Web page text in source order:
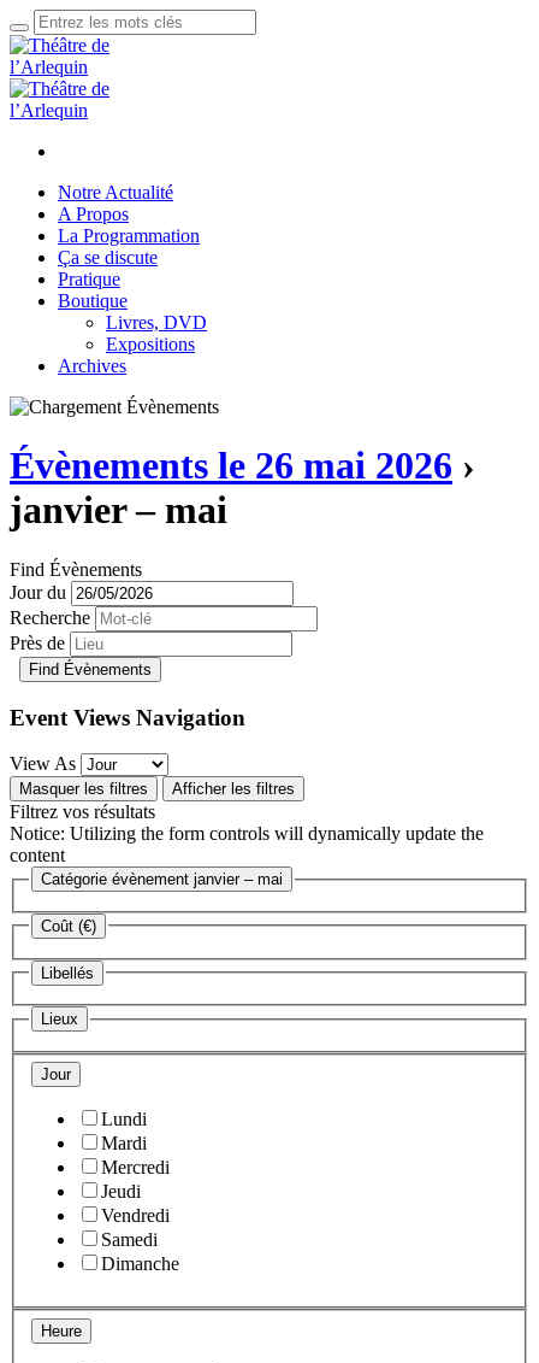
Notre Actualité
A Propos
La Programmation
Ça se discute
Pratique
Boutique
Livres, DVD
Expositions
Archives
Évènements le 26 mai 2026 ›
janvier – mai
Find Évènements
Jour du
Recherche
Près de
Event Views Navigation
View As
Masquer les filtres Afficher les filtres
Filtrez vos résultats
Notice: Utilizing the form controls will dynamically update the
content
Catégorie évènement janvier – mai
Coût (€)
Libellés
Lieux
Jour
Lundi
Mardi
Mercredi
Jeudi
Vendredi
Samedi
Dimanche
Heure